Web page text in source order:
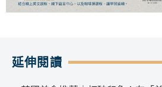
延伸閱讀